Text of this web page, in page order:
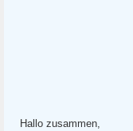
Hallo zusammen,